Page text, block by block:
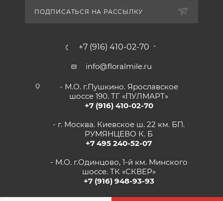
ПОДПИСАТЬСЯ НА РАССЫЛКУ
+7 (916) 410-02-70
info@floralmile.ru
- М.О. г.Пушкино. Ярославское
шоссе 190. ТГ «ПУЛМАРТ»
+7 (916) 410-02-70
- г. Москва. Киевское ш. 22 км. БП.
РУМЯНЦЕВО К. Б
+7 495 240-52-07
- М.О. г.Одинцово, 1-й км. Минского
шоссе. ТК «СКВЕР»
+7 (916) 948-93-93